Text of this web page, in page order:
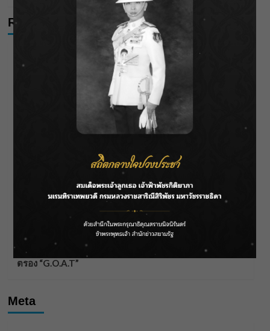
Recent Posts
ชลประทานเชียงใหม่เร่งพร่องน้ำแม่น้ำปิง รับมวลน้ำเหนือ ย้ำ
ฟาดลุคใหม่! “แบม พิชญานิน” แดนซ์สับทุกจังหวะ ชวน
แฟนๆ แกะท่า #นอกจอนอกใจ
กรมชลฯ รับฟังประชาชน ติดตามแก้ปัญหาโครงการประตู
‘แมน การิน’ แชร์ความเชื่อชวนคิด! “อยากกินอะไรหลังจาก
ลาโลกนี้ ให้ใส่บาตรสิ่งนั้นไว้ตอนยังมีชีวิต”
ราชเลขานุการในพระองค์ฯ ติดตามโครงการหุบกะพง–ห้วย
ทรายใต้ เสริมความมั่นคงน้ำเพชรบุรี
F.HERO จับมือเกิร์ลกรุ๊ปมาเลเซีย DOLLA ส่งซิงเกิลใหม่สุดส
ตรอง “G.O.A.T”
Meta